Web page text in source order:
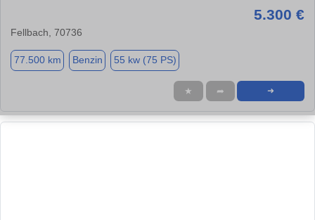
5.300 €
Fellbach, 70736
77.500 km Benzin 55 kw (75 PS)
★ ➦ ➜